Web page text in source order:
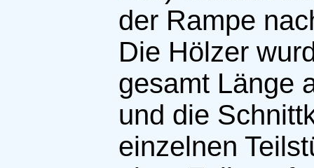
der Rampe
Die Hölzer
gesamt Länge
und die
einzelnen